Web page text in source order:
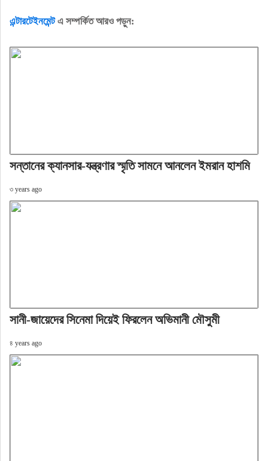
এন্টারটেইনমেন্টএ সম্পর্কিত আরও পড়ুন:
সন্তানের ক্যানসার-যন্ত্রণার স্মৃতি সামনে আনলেন ইমরান হাশমি
৩ years ago
সানী-জায়েদের সিনেমা দিয়েই ফিরলেন অভিমানী মৌসুমী
৪ years ago